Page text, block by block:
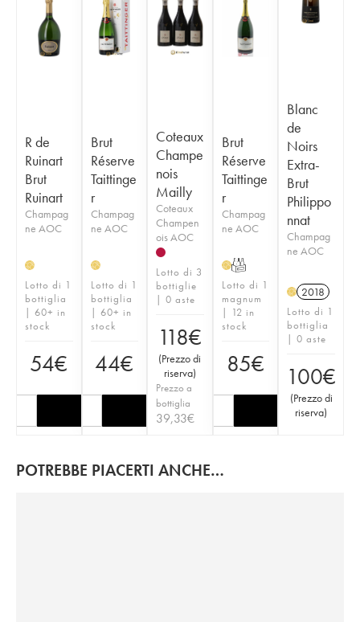
R de
Ruinart
Brut
Ruinart
Champag
ne AOC
H
Lotto di 1
bottiglia
| 60+ in
stock
54€
Brut
Réserve
Taittinge
r
Champag
ne AOC
H
Lotto di 1
bottiglia
| 60+ in
stock
44€
Coteaux
Champe
nois
Mailly
Coteaux
Champen
ois AOC
Lotto di 3
bottiglie
| 0 aste
118€
(Prezzo di
riserva)
Prezzo a
bottiglia
39,33€
Brut
Réserve
Taittinge
r
Champag
ne AOC
HT
Lotto di 1
magnum
| 12 in
stock
85€
Blanc
de
Noirs
Extra-
Brut
Philippo
nnat
Champag
ne AOC
H 2018
Lotto di 1
bottiglia
| 0 aste
100€
(Prezzo di
riserva)
POTREBBE PIACERTI ANCHE…